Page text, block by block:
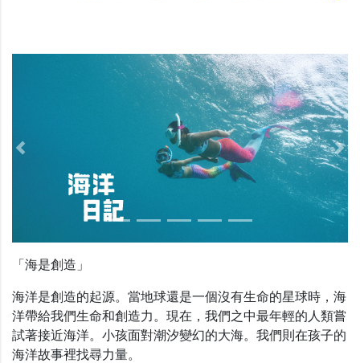
Previous
「海是創造」
海洋是創造的起源。當地球還是一個沒有生命的星球時，海
洋帶給我們生命和創造力。現在，我們之中最年輕的人類嘗
試著接近海洋。小孩面對潮汐變幻的大海。我們則在孩子的
海洋故事裡找尋力量。